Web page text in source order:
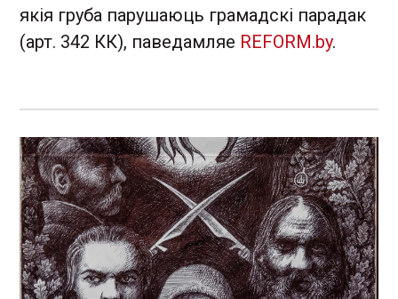
якія груба парушаюць грамадскі парадак
(арт. 342 КК), паведамляе REFORM.by.